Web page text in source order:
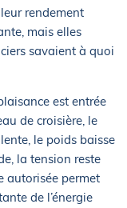
rendement
mais elles
savaient à quoi
est entrée
de croisière, le
le poids baisse
la tension reste
autorisée permet
de l’énergie